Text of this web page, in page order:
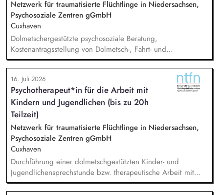
Pflege von Personalstammdaten, Unterstützung der
Geschäftsführung, Einführung und Nutzung von digitalen
Anwendungen, Einhaltung und Überprüfung der DSGVO.
Netzwerk für traumatisierte Flüchtlinge in Niedersachsen,
Psychosoziale Zentren gGmbH
Cuxhaven
Dolmetschergestützte psychosoziale Beratung,
Kostenantragsstellung von Dolmetsch-, Fahrt- und
Therapiekosten, Mitarbeit in externen Netzwerken und
Arbeitsgruppen, Vermittlung in die psychiatrische /
psychotherapeutische Regelversorgung.
16. Juli 2026
Psychotherapeut*in für die Arbeit mit
Kindern und Jugendlichen (bis zu 20h
Teilzeit)
Netzwerk für traumatisierte Flüchtlinge in Niedersachsen,
Psychosoziale Zentren gGmbH
Cuxhaven
Durchführung einer dolmetschgestützten Kinder- und
Jugendlichensprechstunde bzw. therapeutische Arbeit mit
geflüchteten Kindern und Jugendlichen /